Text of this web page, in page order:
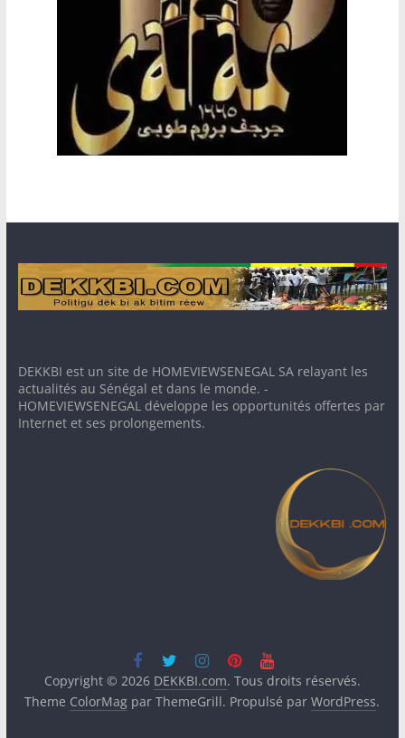
DEKKBI est un site de HOMEVIEWSENEGAL SA relayant les
actualités au Sénégal et dans le monde. -
HOMEVIEWSENEGAL développe les opportunités offertes par
Internet et ses prolongements.
Copyright © 2026 DEKKBI.com. Tous droits réservés.
Theme ColorMag par ThemeGrill. Propulsé parWordPress.